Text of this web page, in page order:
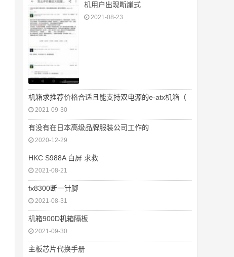
机用户出现断崖式
2021-08-23
机箱求推荐价格合适且能支持双电源的e-atx机箱（
2021-09-30
有没有在日本高级品牌服装公司工作的
2020-12-29
HKC S988A 白屏 求救
2021-08-21
fx8300断一针脚
2021-08-31
机箱900D机箱隔板
2021-09-30
主板芯片代换手册